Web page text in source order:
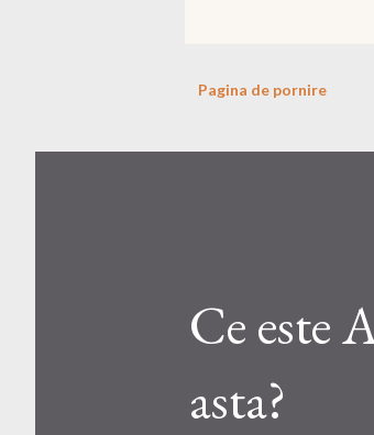
Pagina de pornire
Ce este
asta?